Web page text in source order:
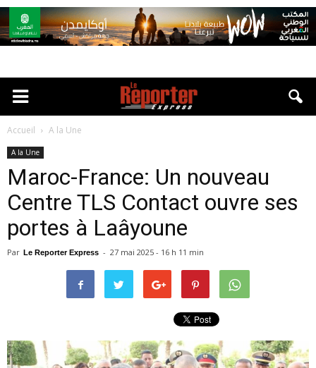
Accueil A la Une
A la Une
Maroc-France: Un nouveau
Centre TLS Contact ouvre ses
portes à Laâyoune
Par Le Reporter Express - 27 mai 2025 - 16 h 11 min